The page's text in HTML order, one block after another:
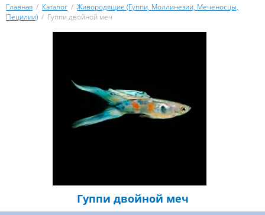
Главная / Каталог / Живородящие (Гуппи, Моллинезии, Меченосцы,
Пецилии) / Гуппи двойной меч
Гуппи двойной меч